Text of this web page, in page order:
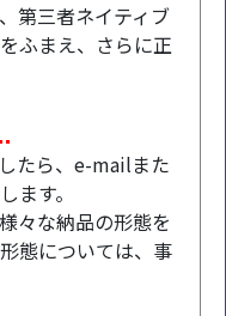
第三者ネイティブ
ふまえ、さらに正
たら、e-mailまた
ます。
々な納品の形態を
態については、事